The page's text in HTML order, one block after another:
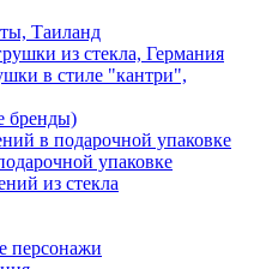
Таиланд
из стекла, Германия
в стиле "кантри",
бренды)
в подарочной упаковке
упаковке
из стекла
персонажи